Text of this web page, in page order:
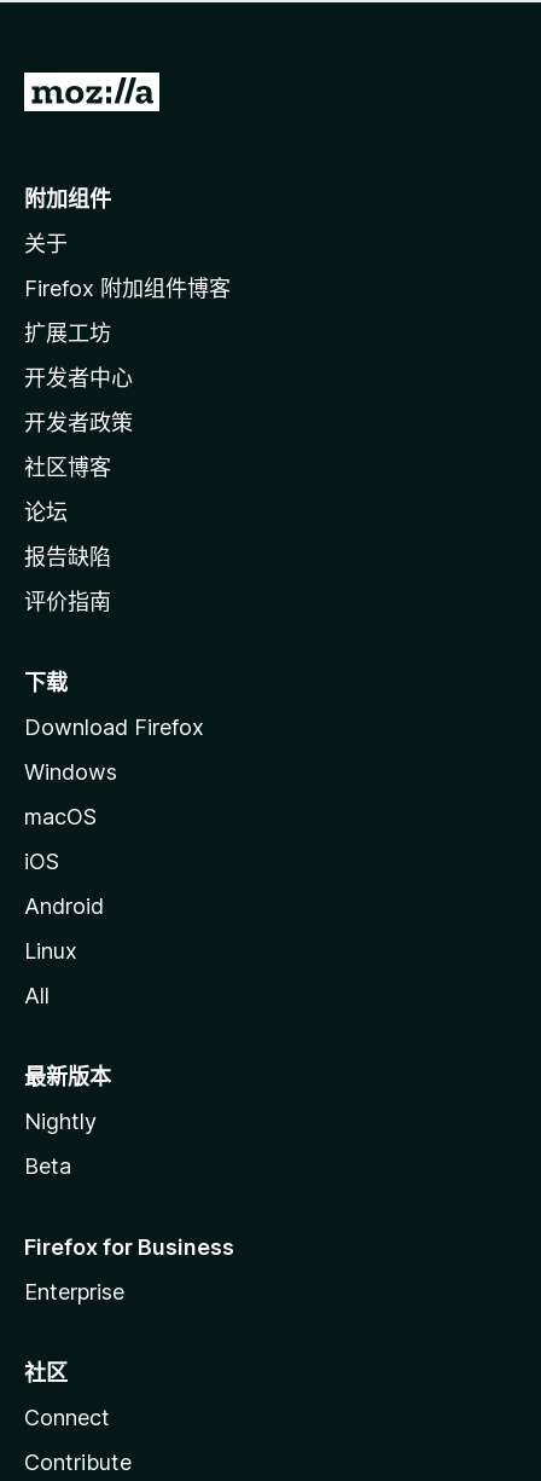
无
转
o
i
l
a
主
页
附加组件
关于
Firefox 附加组件博客
扩展工坊
开发者中心
开发者政策
社区博客
论坛
报告缺陷
评价指南
下载
Download Firefox
Windows
macOS
iOS
Android
Linux
All
最新版本
Nightly
Beta
Firefox for Business
Enterprise
社区
Connect
Contribute